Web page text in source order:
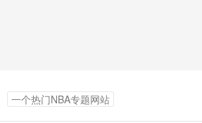
一个热门NBA专题网站